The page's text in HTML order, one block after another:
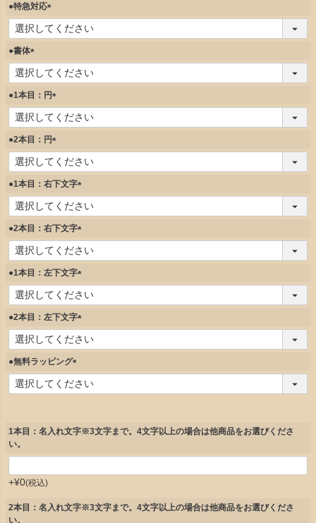
●特急対応
(
必
●書体
(
必
須
●1本目：円
(
必
須
●2本目：円
(
必
須
●1本目：右下文字
(
必
須
●2本目：右下文字
(
必
須
●1本目：左下文字
(
必
須
●2本目：左下文字
(
必
●無料ラッピング
(
必
1本目：名入れ文字※3文字まで。4文字以上の場合は他商品をお選びくださ
い。
+¥0 税込
2本目：名入れ文字※3文字まで。4文字以上の場合は他商品をお選びくださ
い。